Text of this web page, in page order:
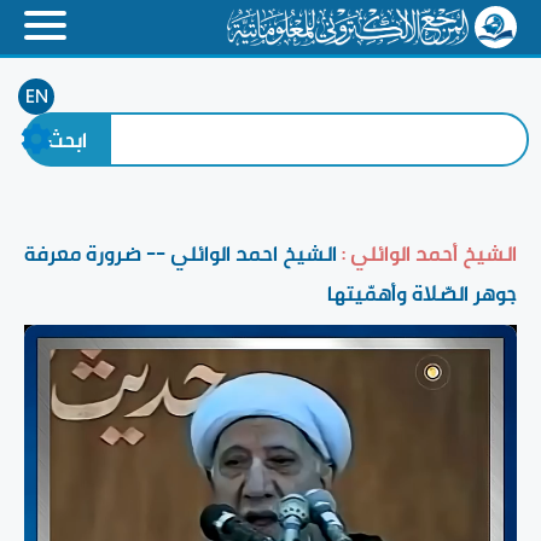
EN
الشيخ أحمد الوائلي :الشيخ احمد الوائلي -- ضرورة معرفة
جوهر الصّلاة وأهمّيتها